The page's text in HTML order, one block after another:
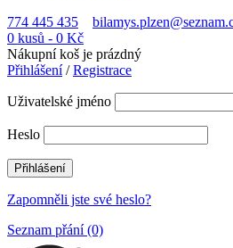
774 445 435
0 kusů - 0 Kč
Nákupní koš je prázdný
Přihlášení/Registrace
Uživatelské jméno
Heslo
Zapomněli jste své heslo?
Seznam přání (0)